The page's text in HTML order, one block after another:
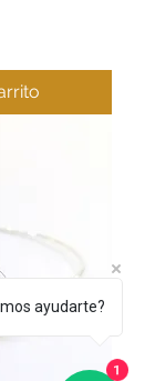
ayudarte?
1